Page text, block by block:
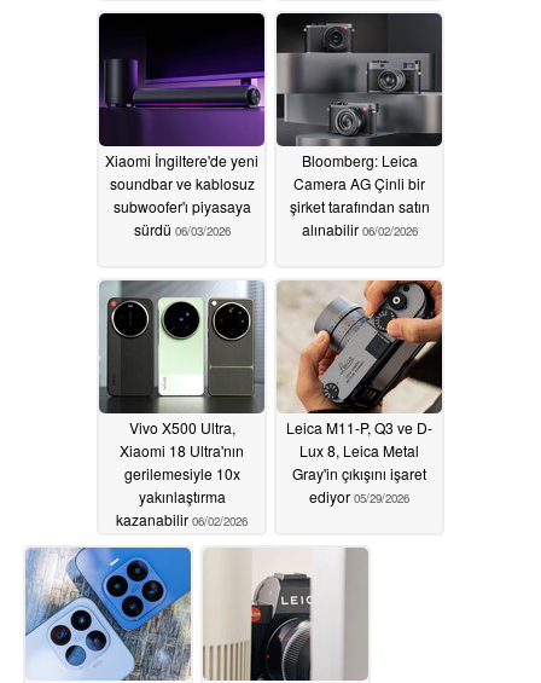
06/03/2026
Xiaomi İngiltere'de yeni
soundbar ve kablosuz
subwoofer'ı piyasaya
sürdü 06/03/2026
Bloomberg: Leica
Camera AG Çinli bir
şirket tarafından satın
alınabilir 06/02/2026
Vivo X500 Ultra,
Xiaomi 18 Ultra'nın
gerilemesiyle 10x
yakınlaştırma
kazanabilir 06/02/2026
Leica M11-P, Q3 ve D-
Lux 8, Leica Metal
Gray'in çıkışını işaret
ediyor 05/29/2026